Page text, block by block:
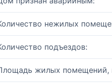
нежилых
подъездов:
жилых помещений,